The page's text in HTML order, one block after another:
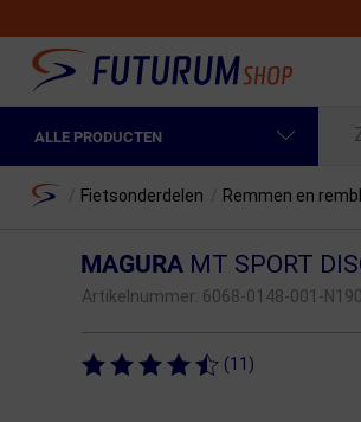
ALLE PRODUCTEN
Fietskleding Heren
Fietsonderdelen
Home Fietsonderdelen Remmen en
MAGURAMT SPORT
Artikelnummer: 6068-0148-001-
(11)